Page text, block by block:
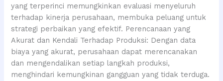
yang terperinci memungkinkan evaluasi menyeluruh
terhadap kinerja perusahaan, membuka peluang untuk
strategi perbaikan yang efektif. Perencanaan yang
Akurat dan Kendali Terhadap Produksi: Dengan data
biaya yang akurat, perusahaan dapat merencanakan
dan mengendalikan setiap langkah produksi,
menghindari kemungkinan gangguan yang tidak terduga.